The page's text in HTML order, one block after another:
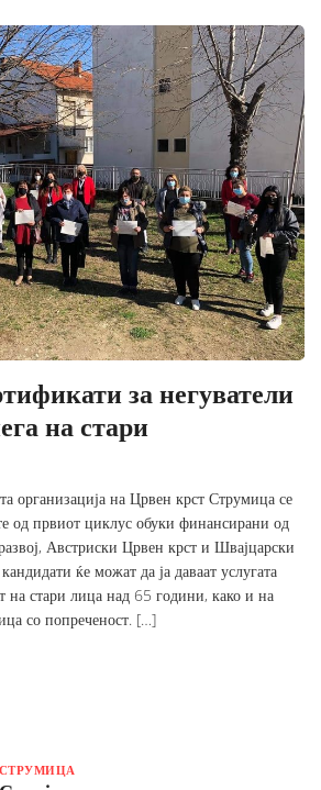
за негуватели
на стари
организација на Црвен крст Струмица се
од првиот циклус обуки финансирани од
Австриски Црвен крст и Швајцарски
ќе можат да ја даваат услугата
стари лица над 65 години, како и на
со попреченост. […]
СТРУМИЦА